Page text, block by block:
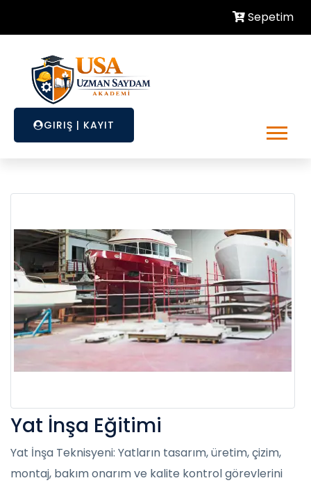
Sepetim
GIRIŞ | KAYIT
Yat İnşa Eğitimi
Yat İnşa Teknisyeni: Yatların tasarım, üretim, çizim,
montaj, bakım onarım ve kalite kontrol görevlerini